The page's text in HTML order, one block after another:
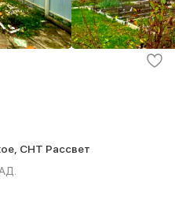
СНТ Рассвет